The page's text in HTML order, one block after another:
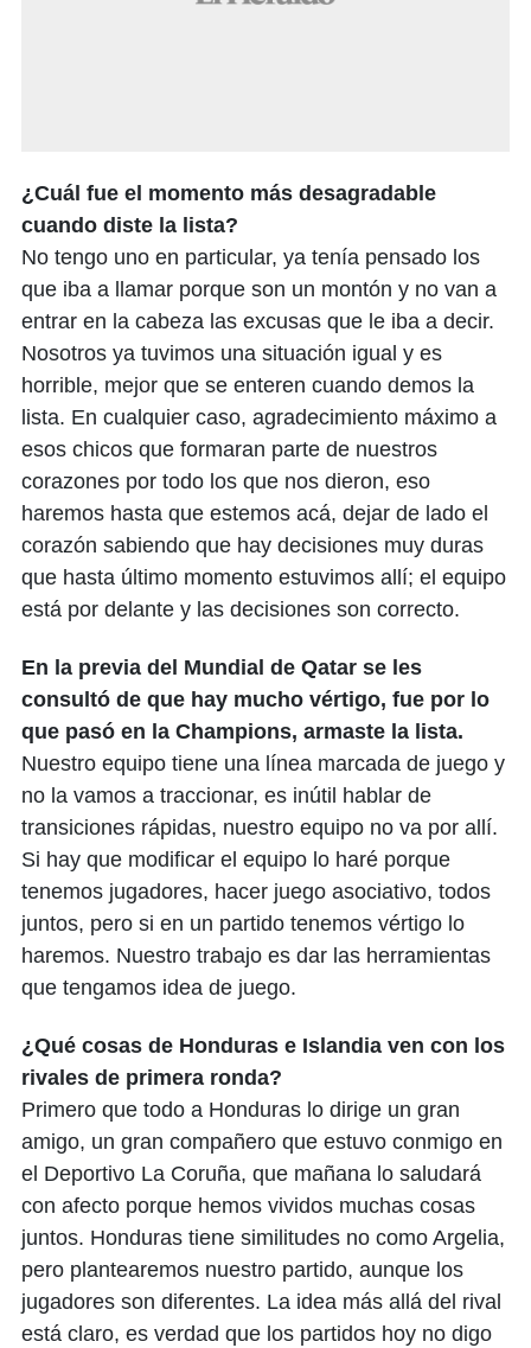
¿Cuál fue el momento más desagradable
cuando diste la lista?
No tengo uno en particular, ya tenía pensado los
que iba a llamar porque son un montón y no van a
entrar en la cabeza las excusas que le iba a decir.
Nosotros ya tuvimos una situación igual y es
horrible, mejor que se enteren cuando demos la
lista. En cualquier caso, agradecimiento máximo a
esos chicos que formaran parte de nuestros
corazones por todo los que nos dieron, eso
haremos hasta que estemos acá, dejar de lado el
corazón sabiendo que hay decisiones muy duras
que hasta último momento estuvimos allí; el equipo
está por delante y las decisiones son correcto.
En la previa del Mundial de Qatar se les
consultó de que hay mucho vértigo, fue por lo
que pasó en la Champions, armaste la lista.
Nuestro equipo tiene una línea marcada de juego y
no la vamos a traccionar, es inútil hablar de
transiciones rápidas, nuestro equipo no va por allí.
Si hay que modificar el equipo lo haré porque
tenemos jugadores, hacer juego asociativo, todos
juntos, pero si en un partido tenemos vértigo lo
haremos. Nuestro trabajo es dar las herramientas
que tengamos idea de juego.
¿Qué cosas de Honduras e Islandia ven con los
rivales de primera ronda?
Primero que todo a Honduras lo dirige un gran
amigo, un gran compañero que estuvo conmigo en
el Deportivo La Coruña, que mañana lo saludará
con afecto porque hemos vividos muchas cosas
juntos. Honduras tiene similitudes no como Argelia,
pero plantearemos nuestro partido, aunque los
jugadores son diferentes. La idea más allá del rival
está claro, es verdad que los partidos hoy no digo